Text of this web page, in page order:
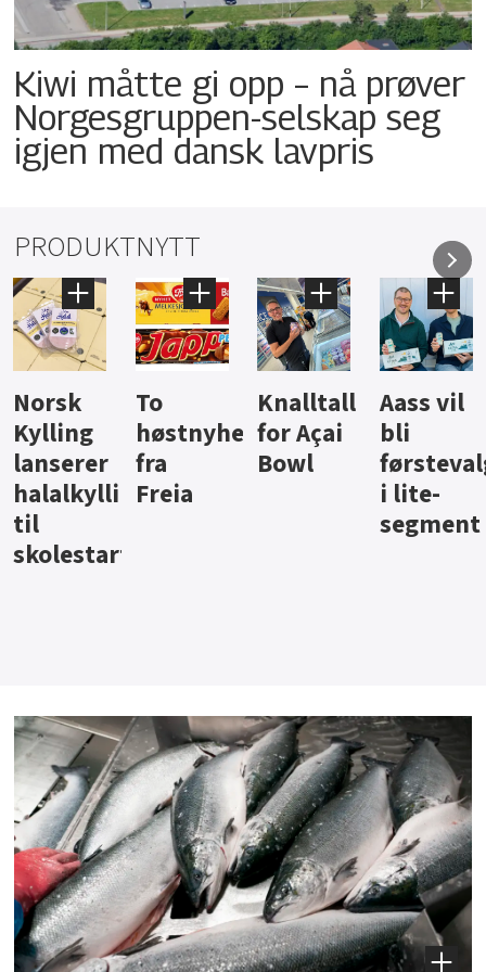
Kiwi måtte gi opp – nå prøver
Norgesgruppen-selskap seg
igjen med dansk lavpris
PRODUKTNYTT
Knalltall
for Açai
Bowl
Aass vil
bli
førstevalg
i lite-
Brus og
jus fra
Berentsen
Hard
iste fra
Hansa